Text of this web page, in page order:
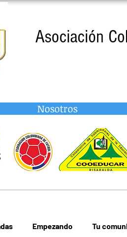
Asociación
Nosotros
Empezando Tu